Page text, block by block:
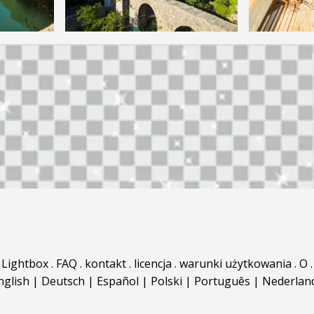
Lightbox. FAQ . kontakt. licencja . warunki użytkowania . O .
| Deutsch | Español | Polski | Português |